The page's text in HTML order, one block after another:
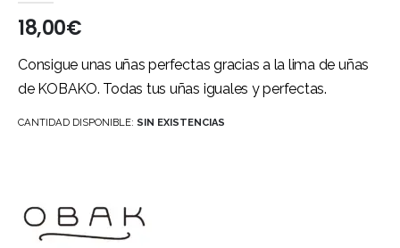
18,00€
Consigue unas uñas perfectas gracias a la lima de uñas
de KOBAKO. Todas tus uñas iguales y perfectas.
CANTIDAD DISPONIBLE: SIN EXISTENCIAS